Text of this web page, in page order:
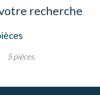
recherche
5 pièces.